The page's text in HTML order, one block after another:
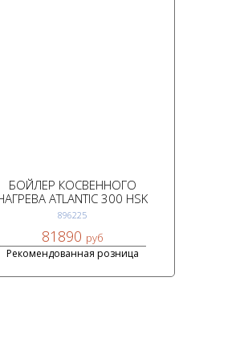
БОЙЛЕР КОСВЕННОГО
ATLANTIC 300 HSK
896225
81890 руб
Рекомендованная розница